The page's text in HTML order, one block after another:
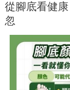
從腳底看健
忽